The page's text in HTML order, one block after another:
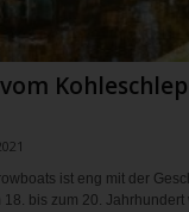
ist eng mit der
bis zum 20. Jahrhundert